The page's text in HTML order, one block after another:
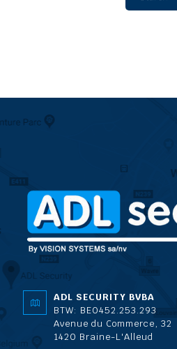
ADL SECURITY BVBA
BTW: BE0452.253.293
Avenue du Commerce, 32
1420 Braine-L'Alleud